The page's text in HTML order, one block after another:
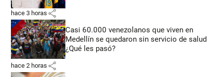
hace 3 horas share
Casi 60.000 venezolanos que viven en
Medellín se quedaron sin servicio de salud
¿Qué les pasó?
hace 2 horas share